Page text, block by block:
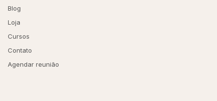
Blog
Loja
Cursos
Contato
Agendar reunião